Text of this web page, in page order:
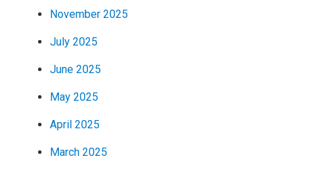
November 2025
July 2025
June 2025
May 2025
April 2025
March 2025